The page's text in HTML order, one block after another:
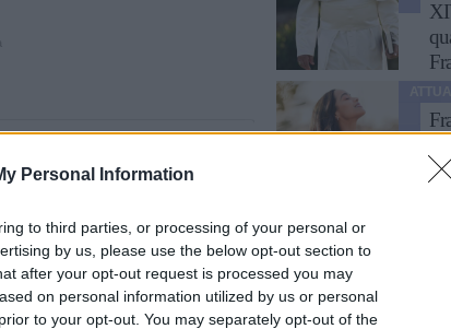
Personal Information
to third parties, or processing of your personal or
by us, please use the below opt-out section to
after your opt-out request is processed you may
on personal information utilized by us or personal
to your opt-out. You may separately opt-out of the